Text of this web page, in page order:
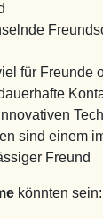
für Freunde
sind einem
Freund
könnten sein: